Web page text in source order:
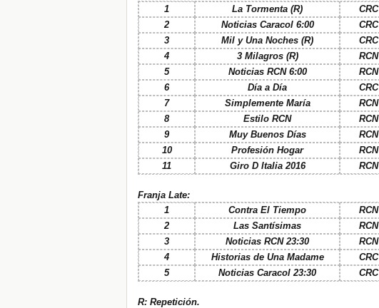
1
La Tormenta (R) CRC
2
Noticias Caracol 6:00 CRC
3
Mil y Una Noches (R) CRC
4
3 Milagros (R) RCN
5
Noticias RCN 6:00 RCN
6
Día a Día CRC
7
Simplemente María RCN
8
Estilo RCN RCN
9
Muy Buenos Días RCN
10
Profesión Hogar RCN
11
Giro D Italia 2016 RCN
Franja Late:
1
Contra El Tiempo RCN
2
Las Santísimas RCN
3
Noticias RCN 23:30 RCN
4
Historias de Una Madame CRC
5
Noticias Caracol 23:30 CRC
R: Repetición.